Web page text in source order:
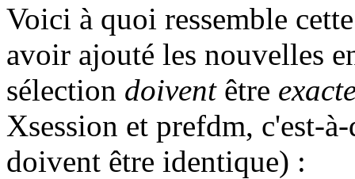
Voici à quoi ressemble
avoir ajouté les nouvelles
sélection doiventêtre
Xsession et prefdm, c'est-
doivent être identique) :